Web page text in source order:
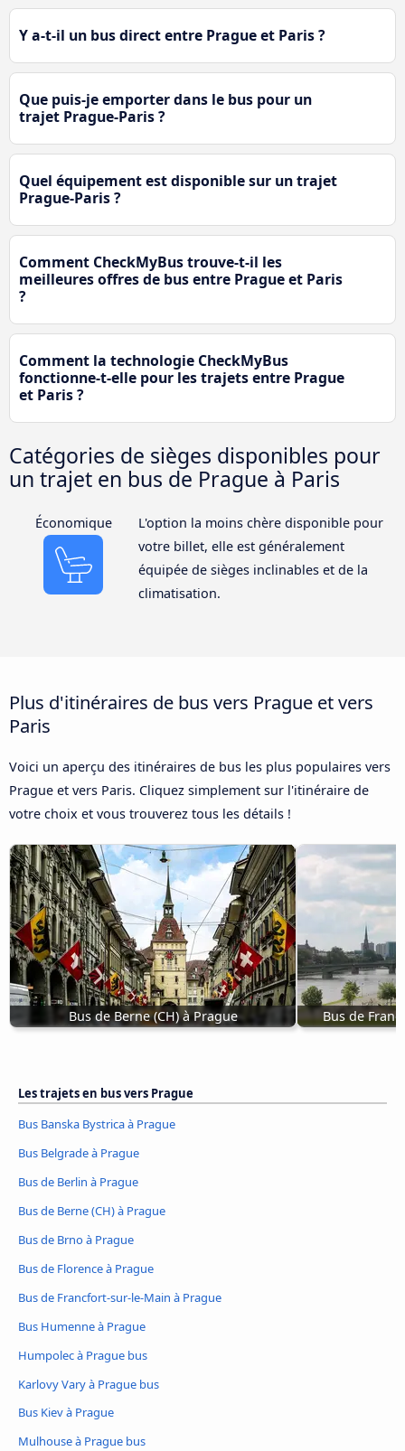
Y a-t-il un bus direct entre Prague et Paris ?
Que puis-je emporter dans le bus pour un
trajet Prague-Paris ?
Quel équipement est disponible sur un trajet
Prague-Paris ?
Comment CheckMyBus trouve-t-il les
meilleures offres de bus entre Prague et Paris
?
Comment la technologie CheckMyBus
fonctionne-t-elle pour les trajets entre Prague
et Paris ?
Catégories de sièges disponibles pour
un trajet en bus de Prague à Paris
Économique
L'option la moins chère disponible pour
votre billet, elle est généralement
équipée de sièges inclinables et de la
climatisation.
Plus d'itinéraires de bus vers Prague et vers
Paris
Voici un aperçu des itinéraires de bus les plus populaires vers
Prague et vers Paris. Cliquez simplement sur l'itinéraire de
votre choix et vous trouverez tous les détails !
Bus de Berne (CH) à Prague Bus de
Les trajets en bus vers Prague
Bus Banska Bystrica à Prague
Bus Belgrade à Prague
Bus de Berlin à Prague
Bus de Berne (CH) à Prague
Bus de Brno à Prague
Bus de Florence à Prague
Bus de Francfort-sur-le-Main à Prague
Bus Humenne à Prague
Humpolec à Prague bus
Karlovy Vary à Prague bus
Bus Kiev à Prague
Mulhouse à Prague bus